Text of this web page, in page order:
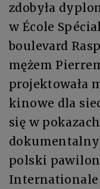
zdobyła
w École
boulevard
mężem
projektowała
kinowe dla
się w
polski
Internationale